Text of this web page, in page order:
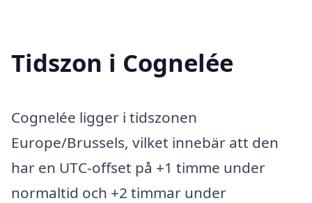
Tidszon i Cognelée
Cognelée ligger i tidszonen
Europe/Brussels, vilket innebär att den
har en UTC-offset på +1 timme under
normaltid och +2 timmar under